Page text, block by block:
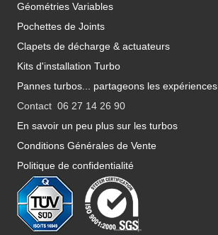
Géométries Variables
Pochettes de Joints
Clapets de décharge & actuateurs
Kits d'installation Turbo
Pannes turbos... partageons les expériences
Contact 06 27 14 26 90
En savoir un peu plus sur les turbos
Conditions Générales de Vente
Politique de confidentialité